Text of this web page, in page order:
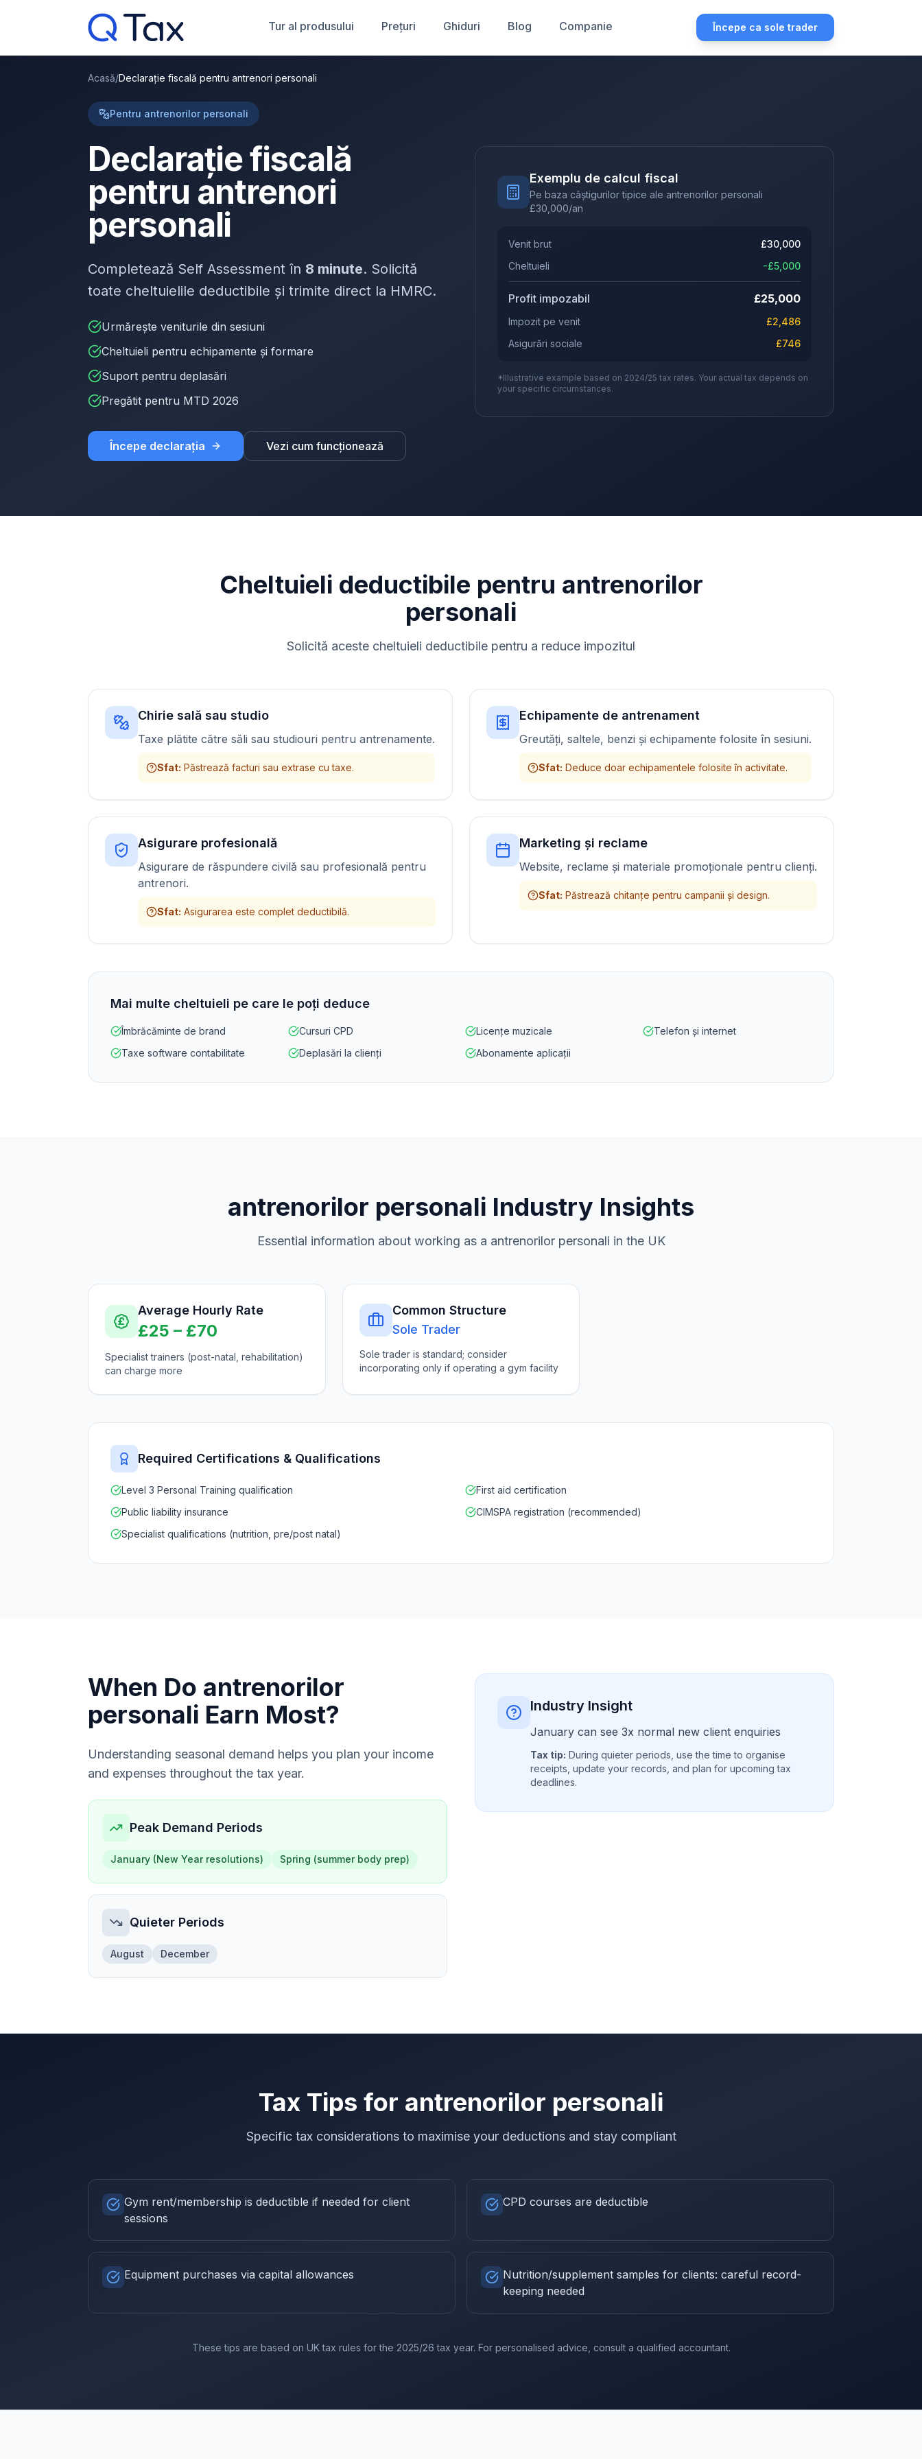
Tur al produsului Prețuri Ghiduri Blog Companie Începe ca sole trader
Acasă/Declarație fiscală pentru antrenori personali
Pentru antrenorilor personali
Declarație fiscală
pentru antrenori
personali
Completează Self Assessment în 8 minute. Solicită
toate cheltuielile deductibile și trimite direct la HMRC.
Urmărește veniturile din sesiuni
Cheltuieli pentru echipamente și formare
Suport pentru deplasări
Pregătit pentru MTD 2026
Începe declarația Vezi cum funcționează
Exemplu de calcul fiscal
Pe baza câștigurilor tipice ale antrenorilor personali
£30,000/an
Venit brut £30,000
Cheltuieli
-£5,000
Profit impozabil £25,000
Impozit pe venit £2,486
Asigurări sociale
£746
*Illustrative example based on 2024/25 tax rates. Your actual tax depends on
your specific circumstances.
Cheltuieli deductibile pentru antrenorilor
personali
Solicită aceste cheltuieli deductibile pentru a reduce impozitul
Chirie sală sau studio
Taxe plătite către săli sau studiouri pentru antrenamente.
Sfat: Păstrează facturi sau extrase cu taxe.
Echipamente de antrenament
Greutăți, saltele, benzi și echipamente folosite în sesiuni.
Sfat: Deduce doar echipamentele folosite în activitate.
Asigurare profesională
Asigurare de răspundere civilă sau profesională pentru
antrenori.
Sfat: Asigurarea este complet deductibilă.
Marketing și reclame
Website, reclame și materiale promoționale pentru clienți.
Sfat: Păstrează chitanțe pentru campanii și design.
Mai multe cheltuieli pe care le poți deduce
Îmbrăcăminte de brand Cursuri CPD Licențe muzicale
Telefon și internet
Taxe software contabilitate
Deplasări la clienți Abonamente aplicații
antrenorilor personali Industry Insights
Essential information about working as a antrenorilor personali in the UK
Average Hourly Rate
£25 – £70
Specialist trainers (post-natal, rehabilitation)
can charge more
Common Structure
Sole Trader
Sole trader is standard; consider
incorporating only if operating a gym facility
Required Certifications & Qualifications
Level 3 Personal Training qualification
First aid certification
Public liability insurance
CIMSPA registration (recommended)
Specialist qualifications (nutrition, pre/post natal)
When Do antrenorilor
personali Earn Most?
Understanding seasonal demand helps you plan your income
and expenses throughout the tax year.
Peak Demand Periods
January (New Year resolutions) Spring (summer body prep)
Quieter Periods
August December
Industry Insight
January can see 3x normal new client enquiries
Tax tip: During quieter periods, use the time to organise
receipts, update your records, and plan for upcoming tax
deadlines.
Tax Tips for antrenorilor personali
Specific tax considerations to maximise your deductions and stay compliant
Gym rent/membership is deductible if needed for client
sessions
CPD courses are deductible
Equipment purchases via capital allowances
Nutrition/supplement samples for clients: careful record-
keeping needed
These tips are based on UK tax rules for the 2025/26 tax year. For personalised advice, consult a qualified accountant.